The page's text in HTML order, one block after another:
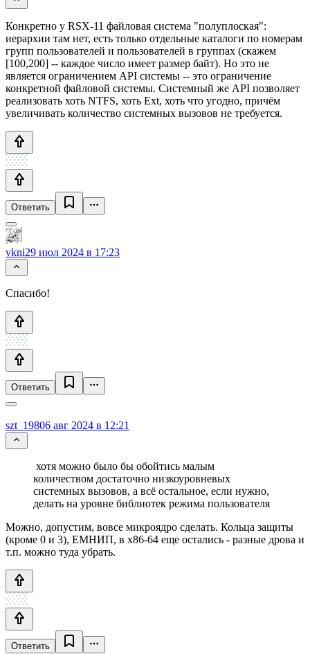
Конкретно у RSX-11 файловая система "полуплоская":
иерархии там нет, есть только отдельные каталоги по номерам
групп пользователей и пользователей в группах (скажем
[100,200] -- каждое число имеет размер байт). Но это не
является ограничением API системы -- это ограничение
конкретной файловой системы. Системный же API позволяет
реализовать хоть NTFS, хоть Ext, хоть что угодно, причём
увеличивать количество системных вызовов не требуется.
Ответить
vkni29 июл 2024 в 17:23
Спасибо!
Ответить
szt_19806 авг 2024 в 12:21
хотя можно было бы обойтись малым
количеством достаточно низкоуровневых
системных вызовов, а всё остальное, если нужно,
делать на уровне библиотек режима пользователя
Можно, допустим, вовсе микроядро сделать. Кольца защиты
(кроме 0 и 3), ЕМНИП, в х86-64 еще остались - разные дрова и
т.п. можно туда убрать.
Ответить